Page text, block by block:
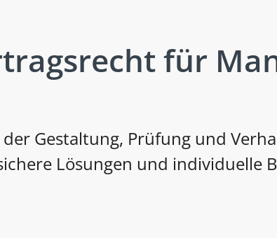
für
Gestaltung, Prüfung und
Lösungen und individuelle